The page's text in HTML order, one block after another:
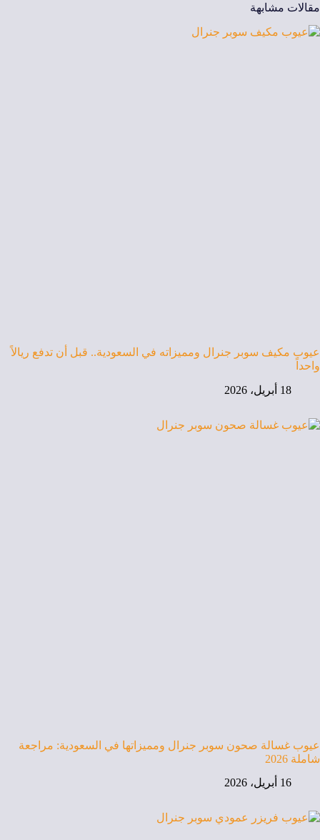
مقالات مشابهة
عيوب مكيف سوبر جنرال ومميزاته في السعودية.. قبل أن تدفع ريالاً
واحداً
18 أبريل، 2026
عيوب غسالة صحون سوبر جنرال ومميزاتها في السعودية: مراجعة
شاملة 2026
16 أبريل، 2026